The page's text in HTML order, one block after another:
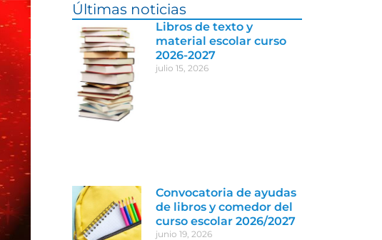
Últimas noticias
Libros de texto y
material escolar curso
2026-2027
julio 15, 2026
Convocatoria de ayudas
de libros y comedor del
curso escolar 2026/2027
junio 19, 2026